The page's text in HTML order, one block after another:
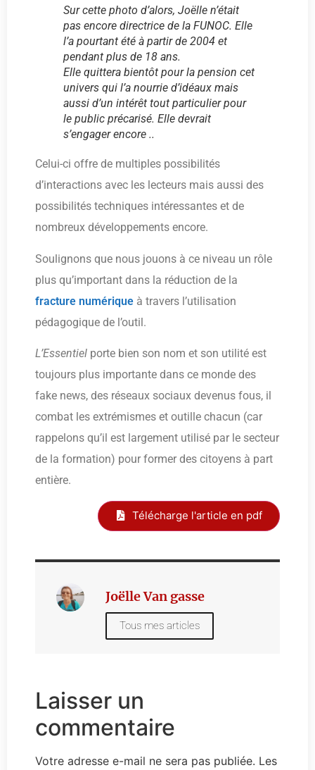
Sur cette photo d’alors, Joëlle n’était
pas encore directrice de la FUNOC. Elle
l’a pourtant été à partir de 2004 et
pendant plus de 18 ans.
Elle quittera bientôt pour la pension cet
univers qui l’a nourrie d’idéaux mais
aussi d’un intérêt tout particulier pour
le public précarisé. Elle devrait
s’engager encore ..
Celui-ci offre de multiples possibilités
d’interactions avec les lecteurs mais aussi des
possibilités techniques intéressantes et de
nombreux développements encore.
Soulignons que nous jouons à ce niveau un rôle
plus qu’important dans la réduction de la
fracture numérique à travers l’utilisation
pédagogique de l’outil.
L’Essentiel porte bien son nom et son utilité est
toujours plus importante dans ce monde des
fake news, des réseaux sociaux devenus fous, il
combat les extrémismes et outille chacun (car
rappelons qu’il est largement utilisé par le secteur
de la formation) pour former des citoyens à part
entière.
Télécharge l'article en pdf
Joëlle Van gasse
Tous mes articles
Laisser un
commentaire
Votre adresse e-mail ne sera pas publiée. Les